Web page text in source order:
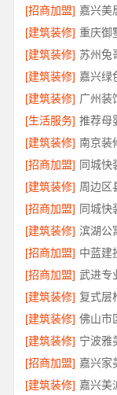
[招商加盟] 嘉兴美
[建筑装修] 重庆御
[建筑装修]
[建筑装修]
[建筑装修]
[生活服务]
[建筑装修] 南京装
[招商加盟] 同城快
[建筑装修]
[招商加盟] 同城快
[建筑装修]
[招商加盟]
[招商加盟]
[建筑装修]
[建筑装修]
[建筑装修]
[招商加盟] 嘉兴家
[建筑装修] 嘉兴美